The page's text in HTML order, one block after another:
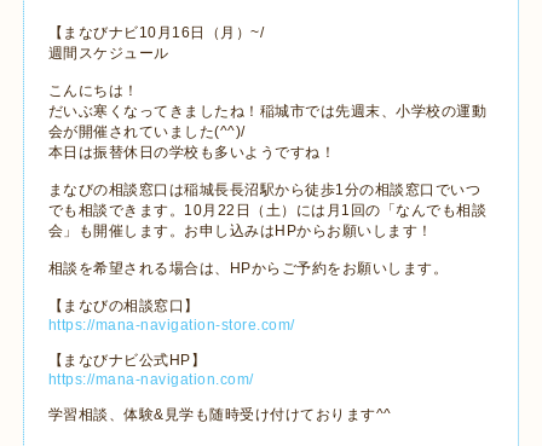
【まなびナビ10月16日（月）~/
週間スケジュール
こんにちは！
だいぶ寒くなってきましたね！稲城市では先週末、小学校の運動
会が開催されていました(^^)/
本日は振替休日の学校も多いようですね！
まなびの相談窓口は稲城長長沼駅から徒歩1分の相談窓口でいつ
でも相談できます。10月22日（土）には月1回の「なんでも相談
会」も開催します。お申し込みはHPからお願いします！
相談を希望される場合は、HPからご予約をお願いします。
【まなびの相談窓口】
https://mana-navigation-store.com/
【まなびナビ公式HP】
https://mana-navigation.com/
学習相談、体験&見学も随時受け付けております^^